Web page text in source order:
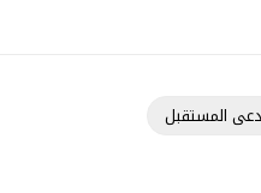
المستقبل